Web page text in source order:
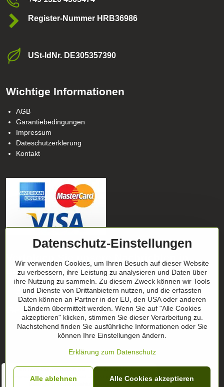
Register-Nummer HRB36986
USt-ldNr​. DE305357390
Wichtige Informationen
AGB
Garantiebedingungen
Impressum
Dateschutzerklerung
Kontakt
unseren Netzwerken
Facebook Instagram
Geschenktipp
Geschenk-Zertifikate
Urheberrecht
Datenschutz-Einstellungen
Wir verwenden Cookies, um Ihren Besuch auf dieser Website
zu verbessern, ihre Leistung zu analysieren und Daten über
ihre Nutzung zu sammeln. Zu diesem Zweck können wir Tools
und Dienste von Drittanbietern nutzen, und die erfassten
Daten können an Partner in der EU, den USA oder anderen
Ländern übermittelt werden. Wenn Sie auf "Alle Cookies
akzeptieren" klicken, stimmen Sie dieser Verarbeitung zu.
Nachstehend finden Sie ausführliche Informationen oder Sie
können Ihre Einstellungen ändern.
Erklärung zum Datenschutz
Alle Cookies akzeptieren
Alle ablehnen
" Ich habe das Produkt in ROT bestellt und bin davon
begeistert. hält sehr gut, passt und ist perfekt für meine